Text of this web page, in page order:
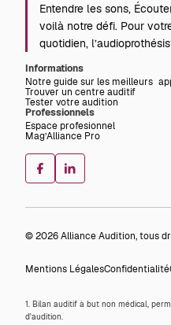
Entendre les sons,
voilà notre défi. Pour
quotidien,
Informations
Notre guide sur les meilleurs
Trouver un centre auditif
Tester votre audition
Professionnels
Espace profesionnel
Mag’Alliance Pro
© 2026 Alliance Audition, tous
Mentions LégalesConfidentialité
1. Bilan auditif à but non médical,
d'audition.